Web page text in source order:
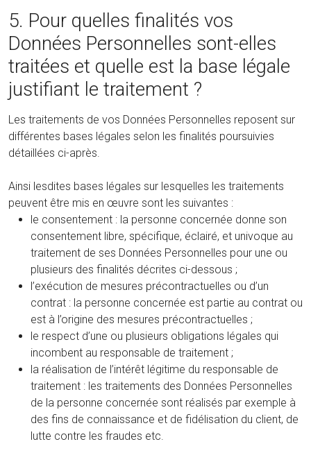
5. Pour quelles finalités vos
Données Personnelles sont-elles
traitées et quelle est la base légale
justifiant le traitement ?
Les traitements de vos Données Personnelles reposent sur
différentes bases légales selon les finalités poursuivies
détaillées ci-après.
Ainsi lesdites bases légales sur lesquelles les traitements
peuvent être mis en œuvre sont les suivantes :
le consentement : la personne concernée donne son
consentement libre, spécifique, éclairé, et univoque au
traitement de ses Données Personnelles pour une ou
plusieurs des finalités décrites ci-dessous ;
l’exécution de mesures précontractuelles ou d’un
contrat : la personne concernée est partie au contrat ou
est à l’origine des mesures précontractuelles ;
le respect d’une ou plusieurs obligations légales qui
incombent au responsable de traitement ;
la réalisation de l’intérêt légitime du responsable de
traitement : les traitements des Données Personnelles
de la personne concernée sont réalisés par exemple à
des fins de connaissance et de fidélisation du client, de
lutte contre les fraudes etc.